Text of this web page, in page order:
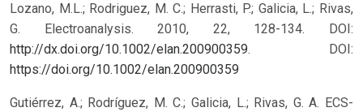
Lozano, M.L.; Rodriguez, M. C.; Herrasti, P.; Galicia, L.; Rivas,
G. Electroanalysis. 2010, 22, 128-134. DOI:
http://dx.doi.org/10.1002/elan.200900359.
DOI:
https://doi.org/10.1002/elan.200900359
Gutiérrez, A.; Rodríguez, M. C.; Galicia, L.; Rivas, G. A. ECS-